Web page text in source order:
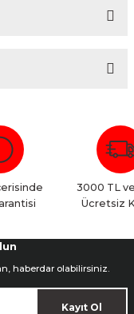
3000 TL
Ücretsiz
haberdar olabilirsiniz.
Kayıt Ol